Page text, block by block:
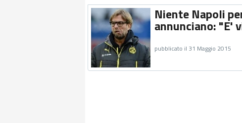
Niente Napoli
annunciano: "E'
pubblicato il 31 Maggio 2015